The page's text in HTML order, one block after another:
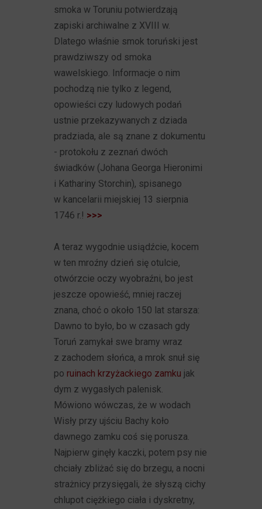
smoka w Toruniu potwierdzają
zapiski archiwalne z XVIII w.
Dlatego właśnie smok toruński jest
prawdziwszy od smoka
wawelskiego. Informacje o nim
pochodzą nie tylko z legend,
opowieści czy ludowych podań
ustnie przekazywanych z dziada
pradziada, ale są znane z dokumentu
- protokołu z zeznań dwóch
świadków (Johana Georga Hieronimi
i Kathariny Storchin), spisanego
w kancelarii miejskiej 13 sierpnia
1746 r.! >>>
A teraz wygodnie usiądźcie, kocem
w ten mroźny dzień się otulcie,
otwórzcie oczy wyobraźni, bo jest
jeszcze opowieść, mniej raczej
znana, choć o około 150 lat starsza:
Dawno to było, bo w czasach gdy
Toruń zamykał swe bramy wraz
z zachodem słońca, a mrok snuł się
po ruinach krzyżackiego zamku jak
dym z wygasłych palenisk.
Mówiono wówczas, że w wodach
Wisły przy ujściu Bachy koło
dawnego zamku coś się porusza.
Najpierw ginęły kaczki, potem psy nie
chciały zbliżać się do brzegu, a nocni
strażnicy przysięgali, że słyszą cichy
chlupot ciężkiego ciała i dyskretny,